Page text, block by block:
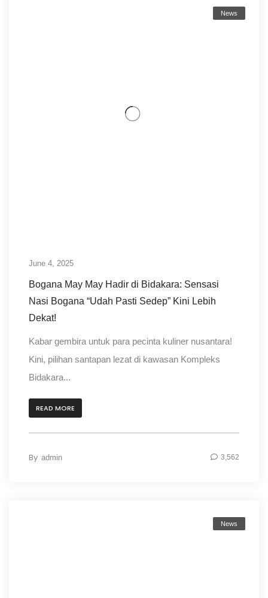
News
June 4, 2025
Bogana May May Hadir di Bidakara: Sensasi
Nasi Bogana “Udah Pasti Sedep” Kini Lebih
Dekat!
Kabar gembira untuk para pecinta kuliner nusantara!
Kini, pilihan santapan lezat di kawasan Kompleks
Bidakara...
READ MORE
By admin 3,562
News